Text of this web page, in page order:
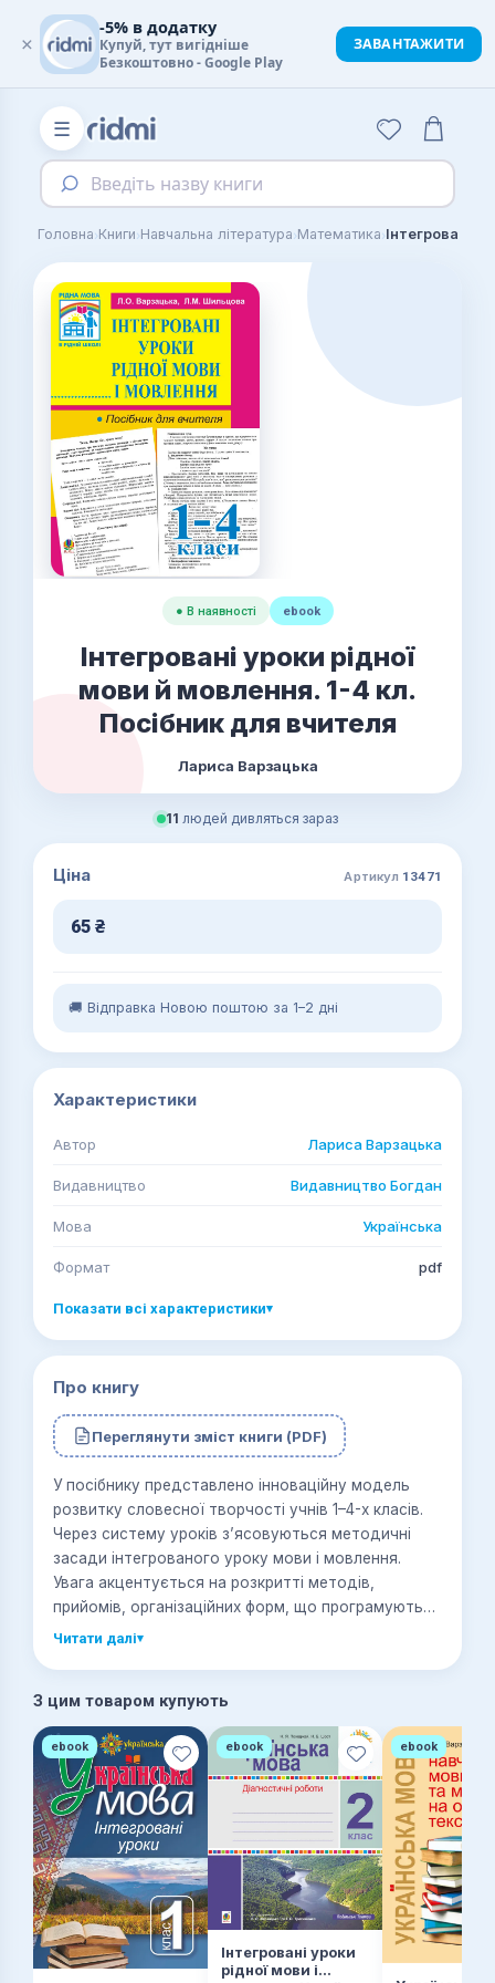
☰
Введіть назву книги
Головна›Книги›Навчальна література›Математика›
● В наявності ebook
Інтегровані уроки рідної
мови й мовлення. 1-4 кл.
Посібник для вчителя
Лариса Варзацька
11 людей дивляться зараз
Ціна Артикул 13471
65 ₴
🚚 Відправка Новою поштою за 1–2 дні
Характеристики
Автор Лариса Варзацька
Видавництво Видавництво Богдан
Мова Українська
Формат pdf
Показати всі характеристики▾
Про книгу
Переглянути зміст книги (PDF)
У посібнику представлено інноваційну модель
розвитку словесної творчості учнів 1–4-х класів.
Через систему уроків з’ясовуються методичні
засади інтегрованого уроку мови і мовлення.
Увага акцентується на розкритті методів,
прийомів, організаційних форм, що програмують
оволодіння узагальненими способами творення
ціннісних орієнтирів, розвитку почуття любові до
рідної землі, її культури, мови. Для вчителів
початкових класів, студентів та широкої
літературної і педагогічної громадськості.
Читати далі▾
З цим товаром купують
ebook ebook
Інтегровані уроки
рідної мови і
ebook
×
-5% в додатку
Купуй, тут вигідніше
Безкоштовно - Google Play
ЗАВАНТАЖИТИ